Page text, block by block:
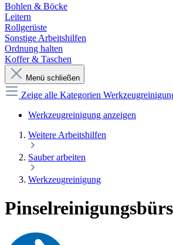
Bohlen & Böcke
Leitern
Rollgerüste
Sonstige Arbeitshilfen
Ordnung halten
Koffer & Taschen
Menü schließen
Zeige alle Kategorien
Werkzeugreinigung anzeigen
Weitere Arbeitshilfen
Sauber arbeiten
Werkzeugreinigung